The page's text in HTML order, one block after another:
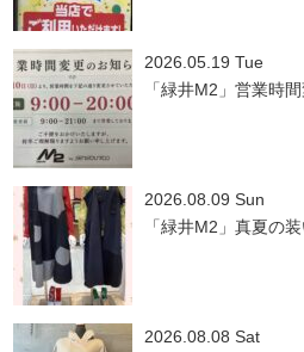
2026.05.19 Tue
「緑井M2」営業時
2026.08.09 Sun
「緑井M2」真夏の
2026.08.08 Sat